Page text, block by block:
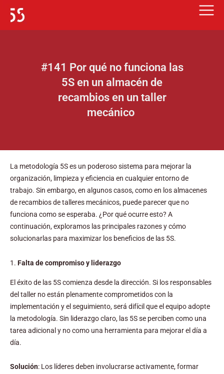
#141 Por qué no funciona las
5S en un almacén de
recambios en un taller
mecánico ️
La metodología 5S es un poderoso sistema para mejorar la
organización, limpieza y eficiencia en cualquier entorno de
trabajo. Sin embargo, en algunos casos, como en los almacenes
de recambios de talleres mecánicos, puede parecer que no
funciona como se esperaba. ¿Por qué ocurre esto? A
continuación, exploramos las principales razones y cómo
solucionarlas para maximizar los beneficios de las 5S.
1. Falta de compromiso y liderazgo
El éxito de las 5S comienza desde la dirección. Si los responsables
del taller no están plenamente comprometidos con la
implementación y el seguimiento, será difícil que el equipo adopte
la metodología. Sin liderazgo claro, las 5S se perciben como una
tarea adicional y no como una herramienta para mejorar el día a
día.
Solución: Los líderes deben involucrarse activamente, formar